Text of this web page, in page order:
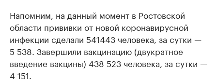
Напомним, на данный момент в Ростовской
области прививки от новой коронавирусной
инфекции сделали 541443 человека, за сутки —
5 538. Завершили вакцинацию (двукратное
введение вакцины) 438 523 человека, за сутки —
4 151.